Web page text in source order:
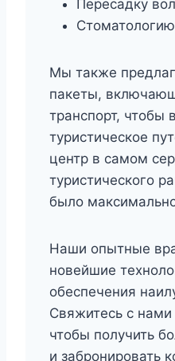
Пересадку
Стоматологию
Мы также
пакеты,
транспорт, чтобы
туристическое
центр в самом
туристического
было
Наши опытные
новейшие
обеспечения
Свяжитесь с
чтобы получить
и забронировать